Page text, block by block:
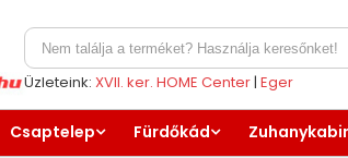
Üzleteink: XVII. ker. HOME Center| Eger
Csaptelep Fürdőkád